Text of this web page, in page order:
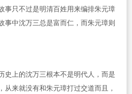
事只不过是明清百姓用来编排朱元璋
事中沈万三总是富而仁，而朱元璋则
上的沈万三根本不是明代人，而是
从来就没有和朱元璋打过交道而且，